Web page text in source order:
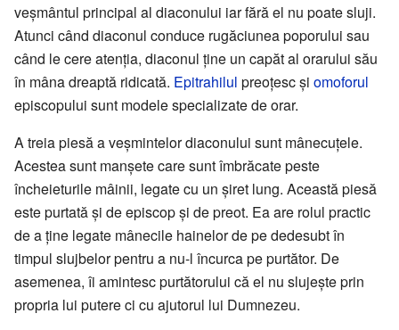
veșmântul principal al diaconului iar fără el nu poate sluji.
Atunci când diaconul conduce rugăciunea poporului sau
când le cere atenția, diaconul ține un capăt al orarului său
în mâna dreaptă ridicată. Epitrahilul preoțesc și omoforul
episcopului sunt modele specializate de orar.
A treia piesă a veșmintelor diaconului sunt mânecuțele.
Acestea sunt manșete care sunt îmbrăcate peste
încheieturile mâinii, legate cu un șiret lung. Această piesă
este purtată și de episcop și de preot. Ea are rolul practic
de a ține legate mânecile hainelor de pe dedesubt în
timpul slujbelor pentru a nu-l încurca pe purtător. De
asemenea, îi amintesc purtătorului că el nu slujește prin
propria lui putere ci cu ajutorul lui Dumnezeu.